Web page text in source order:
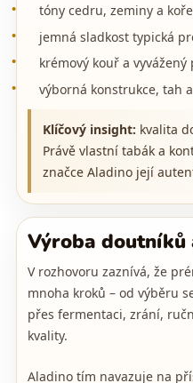
tóny cedru, zeminy a
jemná sladkost typická
krémový kouř a vyvážený
výborná konstrukce, tah
Klíčový insight: kvalita
Právě vlastní tabák a
značce Aladino její
Výroba doutníků
V rozhovoru zaznívá, že
mnoha kroků – od výběru
přes fermentaci, zrání,
kvality.
Aladino tím navazuje na